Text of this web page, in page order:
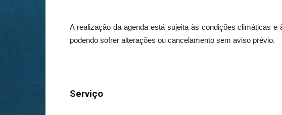
A realização da agenda está sujeita às condições climáticas e
podendo sofrer alterações ou cancelamento sem aviso prévio.
Serviço